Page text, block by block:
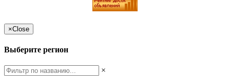
×Close
Выберите регион
×